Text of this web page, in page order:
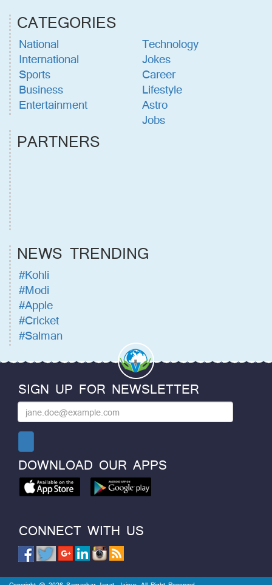
CATEGORIES
National
International
Sports
Business
Entertainment
Technology
Jokes
Career
Lifestyle
Astro
Jobs
PARTNERS
NEWS TRENDING
#Kohli
#Modi
#Apple
#Cricket
#Salman
SIGN UP FOR NEWSLETTER
DOWNLOAD OUR APPS
CONNECT WITH US